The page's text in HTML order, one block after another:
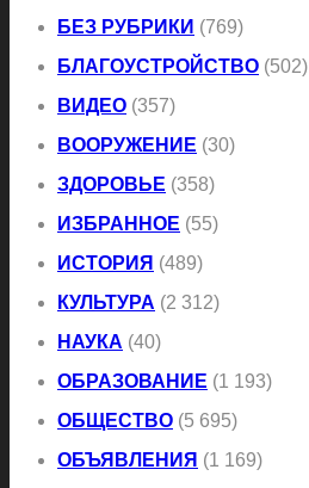
БЕЗ РУБРИКИ (769)
БЛАГОУСТРОЙСТВО (502)
ВИДЕО (357)
ВООРУЖЕНИЕ (30)
ЗДОРОВЬЕ (358)
ИЗБРАННОЕ (55)
ИСТОРИЯ (489)
КУЛЬТУРА (2 312)
НАУКА (40)
ОБРАЗОВАНИЕ (1 193)
ОБЩЕСТВО (5 695)
ОБЪЯВЛЕНИЯ (1 169)